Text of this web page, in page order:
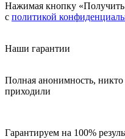
Нажимая кнопку «Получить
с политикой
Наши гарантии
Полная анонимность, никто
приходили
Гарантируем на 100%